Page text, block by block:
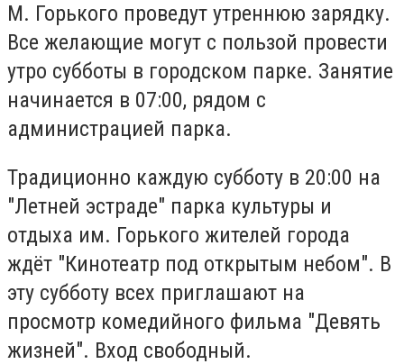
М. Горького проведут утреннюю зарядку.
Все желающие могут с пользой провести
утро субботы в городском парке. Занятие
начинается в 07:00, рядом с
администрацией парка.
Традиционно каждую субботу в 20:00 на
"Летней эстраде" парка культуры и
отдыха им. Горького жителей города
ждёт "Кинотеатр под открытым небом". В
эту субботу всех приглашают на
просмотр комедийного фильма "Девять
жизней". Вход свободный.